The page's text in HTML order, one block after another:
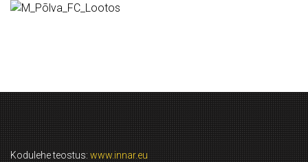
Kodulehe teostus: www.innar.eu